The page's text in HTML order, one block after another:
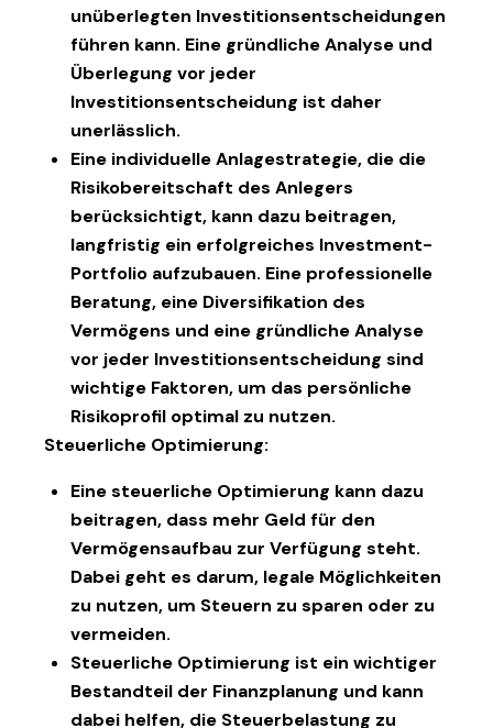
unüberlegten Investitionsentscheidungen
führen kann. Eine gründliche Analyse und
Überlegung vor jeder
Investitionsentscheidung ist daher
unerlässlich.
Eine individuelle Anlagestrategie, die die
Risikobereitschaft des Anlegers
berücksichtigt, kann dazu beitragen,
langfristig ein erfolgreiches Investment-
Portfolio aufzubauen. Eine professionelle
Beratung, eine Diversifikation des
Vermögens und eine gründliche Analyse
vor jeder Investitionsentscheidung sind
wichtige Faktoren, um das persönliche
Risikoprofil optimal zu nutzen.
Steuerliche Optimierung:
Eine steuerliche Optimierung kann dazu
beitragen, dass mehr Geld für den
Vermögensaufbau zur Verfügung steht.
Dabei geht es darum, legale Möglichkeiten
zu nutzen, um Steuern zu sparen oder zu
vermeiden.
Steuerliche Optimierung ist ein wichtiger
Bestandteil der Finanzplanung und kann
dabei helfen, die Steuerbelastung zu